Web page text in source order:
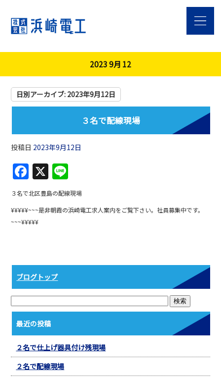
2023 9月 12
日別アーカイブ: 2023年9月12日
３名で配線現場
投稿日 2023年9月12日
F
a
c
e
o
k
X
n
e
３名で北区豊島の配線現場
¥¥¥¥¥~~~是非朝霞の浜崎電工求人案内をご覧下さい。社員募集中です。
~~~¥¥¥¥¥
ブログトップ
最近の投稿
２名で仕上げ器具付け残現場
２名で配線現場